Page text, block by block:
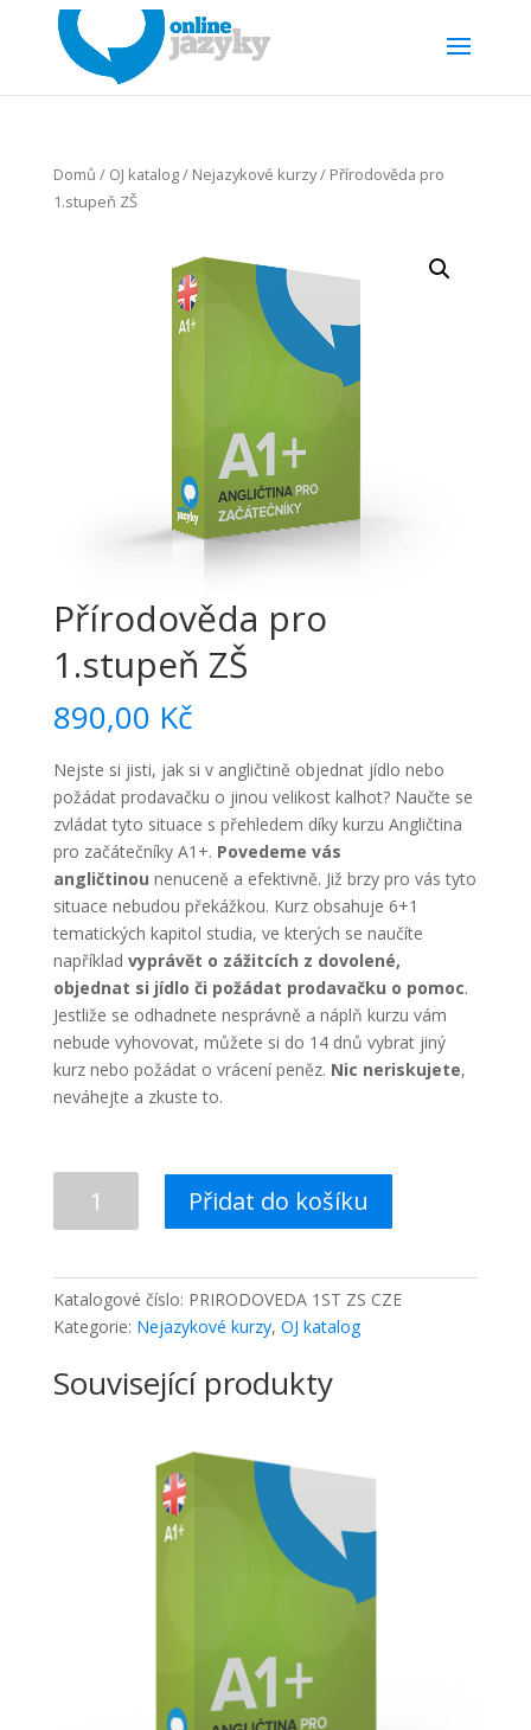
Domů / OJ katalog/ Nejazykové kurzy/ Přírodověda pro
1.stupeň ZŠ
Přírodověda pro
1.stupeň ZŠ
890,00 Kč
Nejste si jisti, jak si v angličtině objednat jídlo nebo
požádat prodavačku o jinou velikost kalhot? Naučte se
zvládat tyto situace s přehledem díky kurzu Angličtina
pro začátečníky A1+. Povedeme vás
angličtinou nenuceně a efektivně. Již brzy pro vás tyto
situace nebudou překážkou. Kurz obsahuje 6+1
tematických kapitol studia, ve kterých se naučíte
například vyprávět o zážitcích z dovolené,
objednat si jídlo či požádat prodavačku o pomoc.
Jestliže se odhadnete nesprávně a náplň kurzu vám
nebude vyhovovat, můžete si do 14 dnů vybrat jiný
kurz nebo požádat o vrácení peněz. Nic neriskujete,
neváhejte a zkuste to.
množství
Přidat do košíku
Katalogové číslo: PRIRODOVEDA 1ST ZS CZE
Kategorie: Nejazykové kurzy, OJ katalog
Související produkty